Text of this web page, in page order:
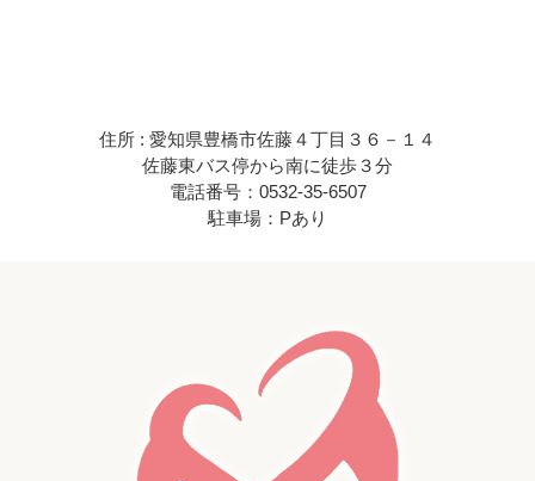
住所 : 愛知県豊橋市佐藤４丁目３６－１４
佐藤東バス停から南に徒歩３分
電話番号：0532-35-6507
駐車場：Pあり